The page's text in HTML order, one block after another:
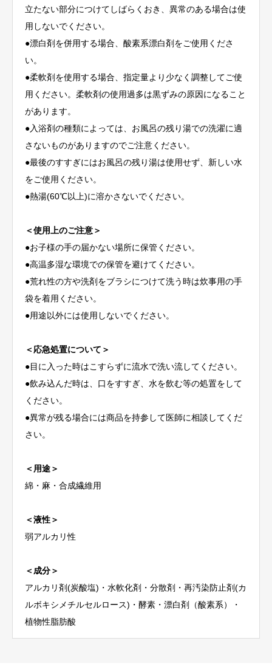
立たない部分につけてしばらくおき、異常のある場合は使
用しないでください。
●漂白剤を併用する場合、酸素系漂白剤をご使用くださ
い。
●柔軟剤を使用する場合、指定量より少なく調整してご使
用ください。柔軟剤の使用過多は黒ずみの原因になること
があります。
●入浴剤の種類によっては、お風呂の残り湯での洗濯に適
さないものがありますのでご注意ください。
●最後のすすぎにはお風呂の残り湯は使用せず、新しい水
をご使用ください。
●熱湯(60℃以上)に溶かさないでください。
＜使用上のご注意＞
●お子様の手の届かない場所に保管ください。
●高温多湿な環境での保管を避けてください。
●荒れ性の方や洗剤をブラシにつけて洗う時は炊事用の手
袋を着用ください。
●用途以外には使用しないでください。
＜応急処置について＞
●目に入った時はこすらずに流水で洗い流してください。
●飲み込んだ時は、口をすすぎ、水を飲む等の処置をして
ください。
●異常が残る場合には商品を持参して医師に相談してくだ
さい。
＜用途＞
綿・麻・合成繊維用
＜液性＞
弱アルカリ性
＜成分＞
アルカリ剤(炭酸塩)・水軟化剤・分散剤・再汚染防止剤(カ
ルボキシメチルセルロース)・酵素・漂白剤（酸素系）・
植物性脂肪酸